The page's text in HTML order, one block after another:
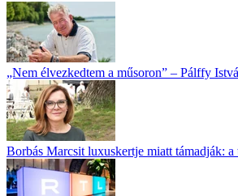
„Nem élvezkedtem a műsoron” – Pálffy
Borbás Marcsit luxuskertje miatt támadják: a